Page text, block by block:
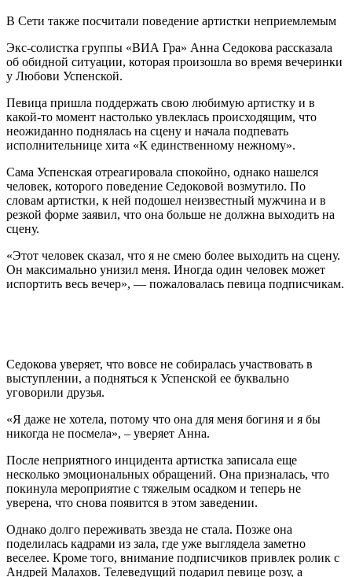
В Сети также посчитали поведение артистки неприемлемым
Экс-солистка группы «ВИА Гра» Анна Седокова рассказала
об обидной ситуации, которая произошла во время вечеринки
у Любови Успенской.
Певица пришла поддержать свою любимую артистку и в
какой-то момент настолько увлеклась происходящим, что
неожиданно поднялась на сцену и начала подпевать
исполнительнице хита «К единственному нежному».
Сама Успенская отреагировала спокойно, однако нашелся
человек, которого поведение Седоковой возмутило. По
словам артистки, к ней подошел неизвестный мужчина и в
резкой форме заявил, что она больше не должна выходить на
сцену.
«Этот человек сказал, что я не смею более выходить на сцену.
Он максимально унизил меня. Иногда один человек может
испортить весь вечер», — пожаловалась певица подписчикам.
Седокова уверяет, что вовсе не собиралась участвовать в
выступлении, а подняться к Успенской ее буквально
уговорили друзья.
«Я даже не хотела, потому что она для меня богиня и я бы
никогда не посмела», – уверяет Анна.
После неприятного инцидента артистка записала еще
несколько эмоциональных обращений. Она призналась, что
покинула мероприятие с тяжелым осадком и теперь не
уверена, что снова появится в этом заведении.
Однако долго переживать звезда не стала. Позже она
поделилась кадрами из зала, где уже выглядела заметно
веселее. Кроме того, внимание подписчиков привлек ролик с
Андрей Малахов. Телеведущий подарил певице розу, а